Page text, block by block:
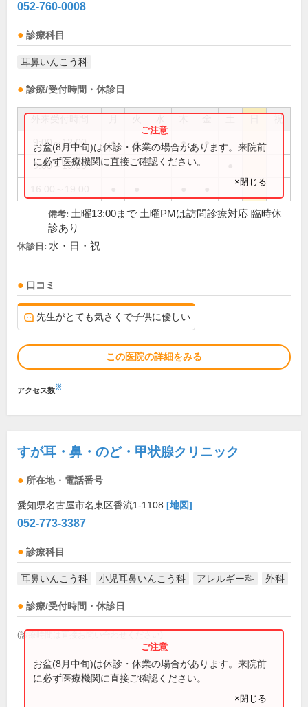
052-760-0008
診療科目
耳鼻いんこう科
診療/受付時間・休診日
祝
9:00～12:00 ● ● ● ●
9:00～13:00
お盆(8月中旬)は休診・休業の場合があります。来院前
に必ず医療機関に直接ご確認ください。
×閉じる
備考: 土曜13:00まで 土曜PMは訪問診療対応 臨時休
診あり
休診日: 水・日・祝
口コミ
先生がとても気さくで子供に優しい
この医院の詳細をみる
アクセス数※
すが耳・鼻・のど・甲状腺クリニック
所在地・電話番号
愛知県名古屋市名東区香流1-1108 [地図]
052-773-3387
診療科目
耳鼻いんこう科 小児耳鼻いんこう科 アレルギー科 外科
診療/受付時間・休診日
(診療時間は直接お問い合わせください)
お盆(8月中旬)は休診・休業の場合があります。来院前
に必ず医療機関に直接ご確認ください。
×閉じる